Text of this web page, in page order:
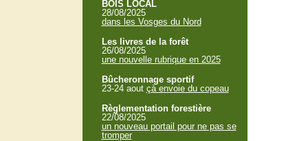
BOIS LOCAL
28/08/2025
dans les Vosges du Nord
Les livres de la forêt
26/08/2025
une nouvelle rubrique en 2025
Bûcheronnage sportif
23-24 aout çà envoie du copeau
Règlementation forestière
22/08/2025
un nouveau portail pour ne pas se
tromper